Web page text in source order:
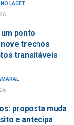
LACET
ponto
trechos
transitáveis
proposta muda
e antecipa